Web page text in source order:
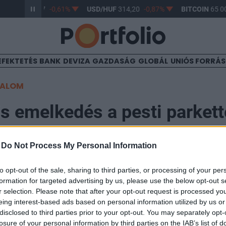
Do Not Process My Personal Information
opt-out of the sale, sharing to third parties, or processing of your
for targeted advertising by us, please use the below opt-out
selection. Please note that after your opt-out request is processed
interest-based ads based on personal information utilized by us
to third parties prior to your opt-out. You may separately
of your personal information by third parties on the IAB’s list of
363,17 -0,61% USD/HUF 314,20 -0,87% BITCOIN65
BANK DEVIZA GAZDASÁG GLOBÁL UNIÓS
emelkedés a pesti
ugyan, de az elmúlt napokhoz hasonló kereskedést
os emelkedésével alulteljesítő a régióban, ám
elmozdulások. A főbb papírok közül az OTP 0,7, a
Richter 0,4, a Magyar Telekom pedig 0,2%-ot